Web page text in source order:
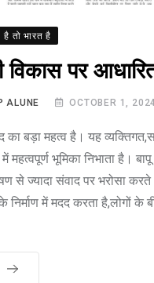
है तो भारत है
विकास पर
ALUNE OCTOBER 1, 2024
का बड़ा महत्व है। यह
महत्वपूर्ण भूमिका निभाता है।
से ज्यादा संवाद पर भरोसा
निर्माण में मदद करता है,लोगों के